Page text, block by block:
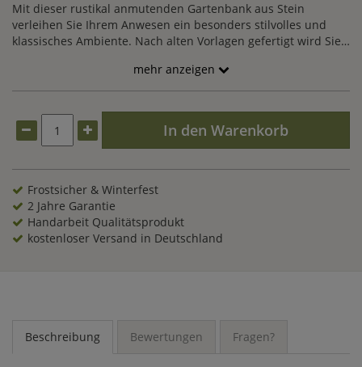
Mit dieser rustikal anmutenden Gartenbank aus Stein
verleihen Sie Ihrem Anwesen ein besonders stilvolles und
klassisches Ambiente. Nach alten Vorlagen gefertigt wird Sie
Ihren Garten mit dieser optisch wie aus echtem Naturstein
geschlagenen Gartenbank aus Steinguss und setzen Sie
einem Rosenbogen unter einem großen Baum im Garten. Mit
liebevoll bepflanzten Blumenkübeln oder hochwertigen
Gartenfiguren aus Stein stilvoll kombiniert, wertet diese
romantische Gartenbank Genua Ihre Grünanlage in
besonderem Maße auf.
mehr anzeigen
In den Warenkorb
Frostsicher & Winterfest
2 Jahre Garantie
Handarbeit Qualitätsprodukt
kostenloser Versand in Deutschland
Beschreibung Bewertungen Fragen?